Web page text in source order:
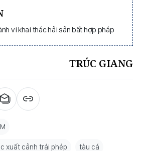
vi khai thác hải sản bất hợp pháp
TRÚC GIANG
xuất cảnh trái phép tàu cá